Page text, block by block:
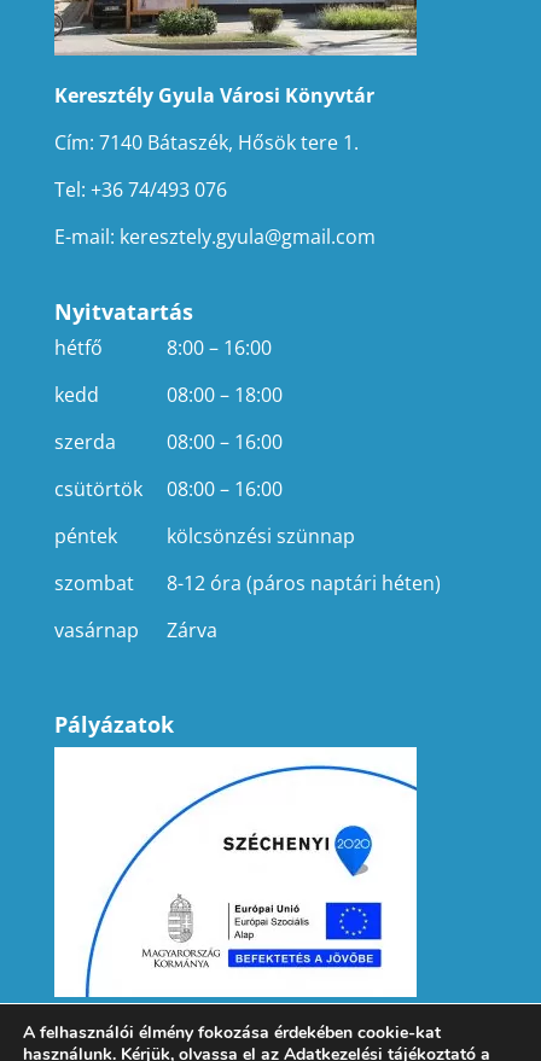
Keresztély Gyula Városi Könyvtár
Cím: 7140 Bátaszék, Hősök tere 1.
Tel: +36 74/493 076
E-mail: keresztely.gyula@gmail.com
Nyitvatartás
hétfő
8:00 – 16:00
kedd
08:00 – 18:00
szerda
08:00 – 16:00
csütörtök
08:00 – 16:00
péntek
kölcsönzési szünnap
szombat
8-12 óra (páros naptári héten)
vasárnap
Zárva
Pályázatok
A felhasználói élmény fokozása érdekében cookie-kat
használunk. Kérjük, olvassa el az Adatkezelési tájékoztató a